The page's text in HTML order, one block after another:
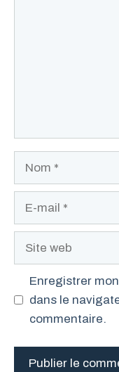
Site
Enregistrer
dans le
commentaire.